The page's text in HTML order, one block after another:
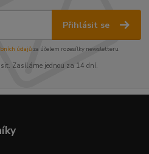
Přihlásit se
údajůza účelem rozesílky newsletteru.
Zasíláme jednou za 14 dní.